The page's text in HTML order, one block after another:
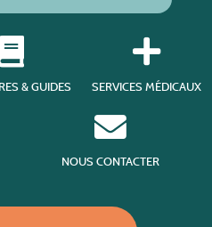
& GUIDES SERVICES MÉDICAUX
NOUS CONTACTER